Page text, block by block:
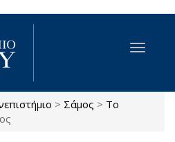
Toggle
> Σάμος > Το